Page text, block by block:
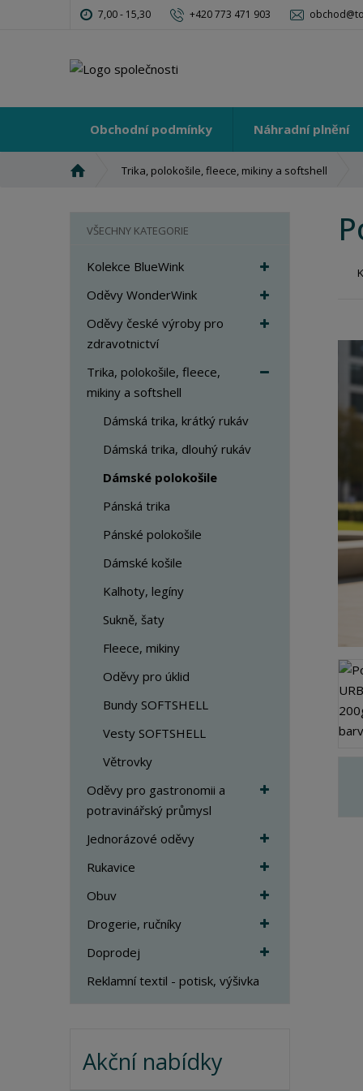
7,00 - 15,30 +420 773 471 903
Obchodní podmínky Náhradní plnění
s
t
a
n
Trika, polokošile, fleece, mikiny a softshell
VŠECHNY KATEGORIE
Kolekce BlueWink
Oděvy WonderWink
Oděvy české výroby pro
zdravotnictví
Trika, polokošile, fleece,
mikiny a softshell
Dámská trika, krátký rukáv
Dámská trika, dlouhý rukáv
Dámské polokošile
Pánská trika
Pánské polokošile
Dámské košile
Kalhoty, legíny
Sukně, šaty
Fleece, mikiny
Oděvy pro úklid
Bundy SOFTSHELL
Vesty SOFTSHELL
Větrovky
Oděvy pro gastronomii a
potravinářský průmysl
Jednorázové oděvy
Rukavice
Obuv
Drogerie, ručníky
Doprodej
Reklamní textil - potisk, výšivka
Akční nabídky